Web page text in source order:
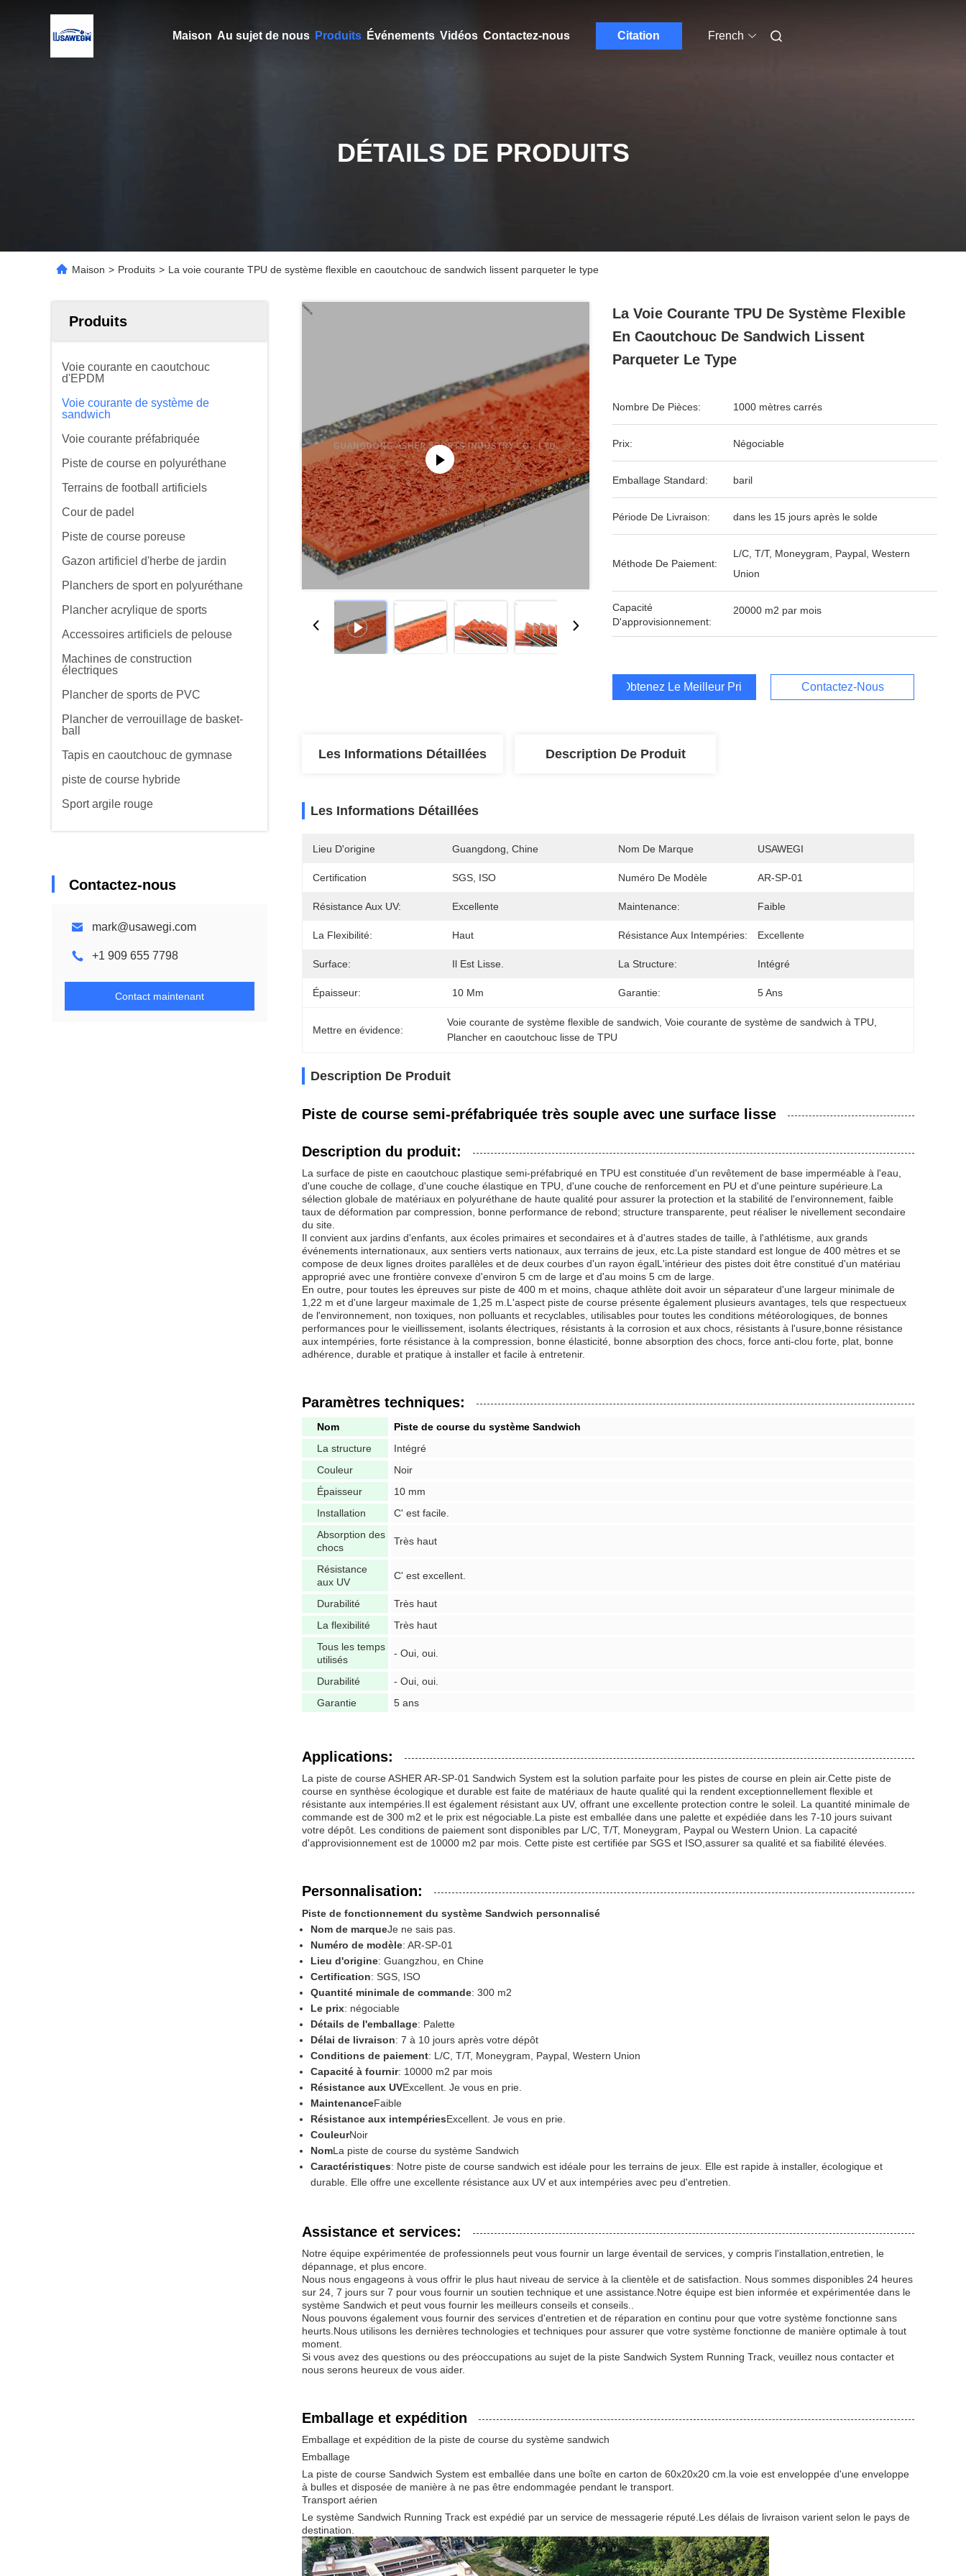
Maison Au sujet de nous Produits Événements Vidéos Contactez-nous Citation French
DÉTAILS DE PRODUITS
Maison > Produits > La voie courante TPU de système flexible en caoutchouc de sandwich lissent parqueter le type
Produits
Voie courante en caoutchouc
d'EPDM
Voie courante de système de
sandwich
Voie courante préfabriquée
Piste de course en polyuréthane
Terrains de football artificiels
Cour de padel
Piste de course poreuse
Gazon artificiel d'herbe de jardin
Planchers de sport en polyuréthane
Plancher acrylique de sports
Accessoires artificiels de pelouse
Machines de construction
électriques
Plancher de sports de PVC
Plancher de verrouillage de basket-
ball
Tapis en caoutchouc de gymnase
piste de course hybride
Sport argile rouge
Contactez-nous
mark@usawegi.com
+1 909 655 7798
Contact maintenant
La Voie Courante TPU De Système Flexible
En Caoutchouc De Sandwich Lissent
Parqueter Le Type
Nombre De Pièces: 1000 mètres carrés
Prix: Négociable
Emballage Standard: baril
Période De Livraison: dans les 15 jours après le solde
Méthode De Paiement:
L/C, T/T, Moneygram, Paypal, Western
Union
Capacité
D'approvisionnement:
20000 m2 par mois
Obtenez Le Meilleur Prix Contactez-Nous
Les Informations Détaillées Description De Produit
Les Informations Détaillées
Lieu D'origine Guangdong, Chine Nom De Marque USAWEGI
Certification SGS, ISO Numéro De Modèle AR-SP-01
Résistance Aux UV: Excellente Maintenance: Faible
La Flexibilité: Haut Résistance Aux Intempéries: Excellente
Surface: Il Est Lisse. La Structure: Intégré
Épaisseur: 10 Mm Garantie: 5 Ans
Mettre en évidence:
Voie courante de système flexible de sandwich , Voie courante de système de sandwich à TPU
Plancher en caoutchouc lisse de TPU
Description De Produit
Piste de course semi-préfabriquée très souple avec une surface lisse
Description du produit:
La surface de piste en caoutchouc plastique semi-préfabriqué en TPU est constituée d'un revêtement de base imperméable à l'eau,
d'une couche de collage, d'une couche élastique en TPU, d'une couche de renforcement en PU et d'une peinture supérieure.La
sélection globale de matériaux en polyuréthane de haute qualité pour assurer la protection et la stabilité de l'environnement, faible
taux de déformation par compression, bonne performance de rebond; structure transparente, peut réaliser le nivellement secondaire
du site.
Il convient aux jardins d'enfants, aux écoles primaires et secondaires et à d'autres stades de taille, à l'athlétisme, aux grands
événements internationaux, aux sentiers verts nationaux, aux terrains de jeux, etc.La piste standard est longue de 400 mètres et se
compose de deux lignes droites parallèles et de deux courbes d'un rayon égalL'intérieur des pistes doit être constitué d'un matériau
approprié avec une frontière convexe d'environ 5 cm de large et d'au moins 5 cm de large.
En outre, pour toutes les épreuves sur piste de 400 m et moins, chaque athlète doit avoir un séparateur d'une largeur minimale de
1,22 m et d'une largeur maximale de 1,25 m.L'aspect piste de course présente également plusieurs avantages, tels que respectueux
de l'environnement, non toxiques, non polluants et recyclables, utilisables pour toutes les conditions météorologiques, de bonnes
performances pour le vieillissement, isolants électriques, résistants à la corrosion et aux chocs, résistants à l'usure,bonne résistance
aux intempéries, forte résistance à la compression, bonne élasticité, bonne absorption des chocs, force anti-clou forte, plat, bonne
adhérence, durable et pratique à installer et facile à entretenir.
Paramètres techniques:
Nom
Piste de course du système Sandwich
La structure
Intégré
Couleur
Noir
Épaisseur
10 mm
Installation
C' est facile.
Absorption des
chocs
Très haut
Résistance
aux UV
C' est excellent.
Durabilité
Très haut
La flexibilité
Très haut
Tous les temps
utilisés
- Oui, oui.
Durabilité
- Oui, oui.
Garantie
5 ans
Applications:
La piste de course ASHER AR-SP-01 Sandwich System est la solution parfaite pour les pistes de course en plein air.Cette piste de
course en synthèse écologique et durable est faite de matériaux de haute qualité qui la rendent exceptionnellement flexible et
résistante aux intempéries.Il est également résistant aux UV, offrant une excellente protection contre le soleil. La quantité minimale de
commande est de 300 m2 et le prix est négociable.La piste est emballée dans une palette et expédiée dans les 7-10 jours suivant
votre dépôt. Les conditions de paiement sont disponibles par L/C, T/T, Moneygram, Paypal ou Western Union. La capacité
d'approvisionnement est de 10000 m2 par mois. Cette piste est certifiée par SGS et ISO,assurer sa qualité et sa fiabilité élevées.
Personnalisation:
Piste de fonctionnement du système Sandwich personnalisé
Nom de marqueJe ne sais pas.
Numéro de modèle: AR-SP-01
Lieu d'origine: Guangzhou, en Chine
Certification: SGS, ISO
Quantité minimale de commande: 300 m2
Le prix: négociable
Détails de l'emballage: Palette
Délai de livraison: 7 à 10 jours après votre dépôt
Conditions de paiement: L/C, T/T, Moneygram, Paypal, Western Union
Capacité à fournir: 10000 m2 par mois
Résistance aux UVExcellent. Je vous en prie.
MaintenanceFaible
Résistance aux intempériesExcellent. Je vous en prie.
CouleurNoir
NomLa piste de course du système Sandwich
Caractéristiques: Notre piste de course sandwich est idéale pour les terrains de jeux. Elle est rapide à installer, écologique et
durable. Elle offre une excellente résistance aux UV et aux intempéries avec peu d'entretien.
Assistance et services:
Notre équipe expérimentée de professionnels peut vous fournir un large éventail de services, y compris l'installation,entretien, le
dépannage, et plus encore.
Nous nous engageons à vous offrir le plus haut niveau de service à la clientèle et de satisfaction. Nous sommes disponibles 24 heures
sur 24, 7 jours sur 7 pour vous fournir un soutien technique et une assistance.Notre équipe est bien informée et expérimentée dans le
système Sandwich et peut vous fournir les meilleurs conseils et conseils..
Nous pouvons également vous fournir des services d'entretien et de réparation en continu pour que votre système fonctionne sans
heurts.Nous utilisons les dernières technologies et techniques pour assurer que votre système fonctionne de manière optimale à tout
moment.
Si vous avez des questions ou des préoccupations au sujet de la piste Sandwich System Running Track, veuillez nous contacter et
nous serons heureux de vous aider.
Emballage et expédition
Emballage et expédition de la piste de course du système sandwich
Emballage
La piste de course Sandwich System est emballée dans une boîte en carton de 60x20x20 cm.la voie est enveloppée d'une enveloppe
à bulles et disposée de manière à ne pas être endommagée pendant le transport.
Transport aérien
Le système Sandwich Running Track est expédié par un service de messagerie réputé.Les délais de livraison varient selon le pays de
destination.